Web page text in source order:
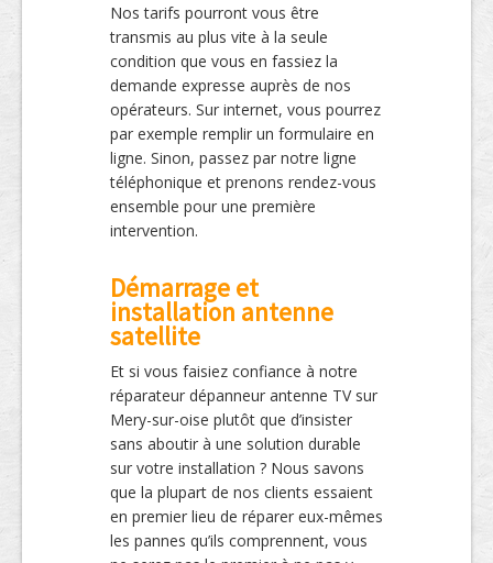
Nos tarifs pourront vous être
transmis au plus vite à la seule
condition que vous en fassiez la
demande expresse auprès de nos
opérateurs. Sur internet, vous pourrez
par exemple remplir un formulaire en
ligne. Sinon, passez par notre ligne
téléphonique et prenons rendez-vous
ensemble pour une première
intervention.
Démarrage et
installation antenne
satellite
Et si vous faisiez confiance à notre
réparateur dépanneur antenne TV sur
Mery-sur-oise plutôt que d’insister
sans aboutir à une solution durable
sur votre installation ? Nous savons
que la plupart de nos clients essaient
en premier lieu de réparer eux-mêmes
les pannes qu’ils comprennent, vous